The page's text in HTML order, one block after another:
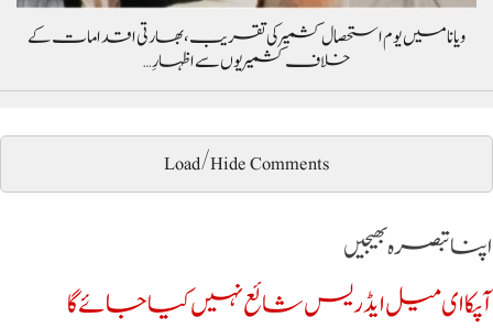
ویانا میں یوم استحصال کشمیر کی تقریب، بھارتی اقدامات کے
خلاف کشمیریوں سے اظہارِ…
Load/Hide Comments
اپنا تبصرہ بھیجیں
آپکا ای میل ایڈریس شائع نہیں کیا جائے گا